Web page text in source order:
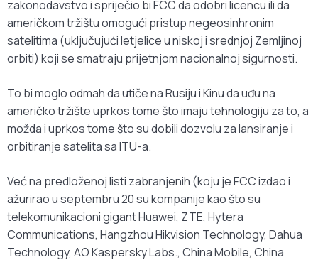
zakonodavstvo i spriječio bi FCC da odobri licencu ili da
američkom tržištu omogući pristup negeosinhronim
satelitima (uključujući letjelice u niskoj i srednjoj Zemljinoj
orbiti) koji se smatraju prijetnjom nacionalnoj sigurnosti.
To bi moglo odmah da utiče na Rusiju i Kinu da uđu na
američko tržište uprkos tome što imaju tehnologiju za to, a
možda i uprkos tome što su dobili dozvolu za lansiranje i
orbitiranje satelita sa ITU-a.
Već na predloženoj listi zabranjenih (koju je FCC izdao i
ažurirao u septembru 20 su kompanije kao što su
telekomunikacioni gigant Huawei, ZTE, Hytera
Communications, Hangzhou Hikvision Technology, Dahua
Technology, AO Kaspersky Labs., China Mobile, China